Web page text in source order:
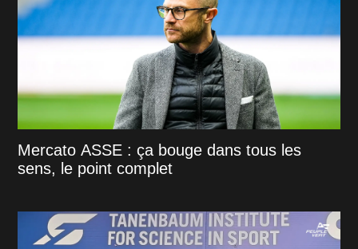
Mercato ASSE : ça bouge dans tous les
sens, le point complet